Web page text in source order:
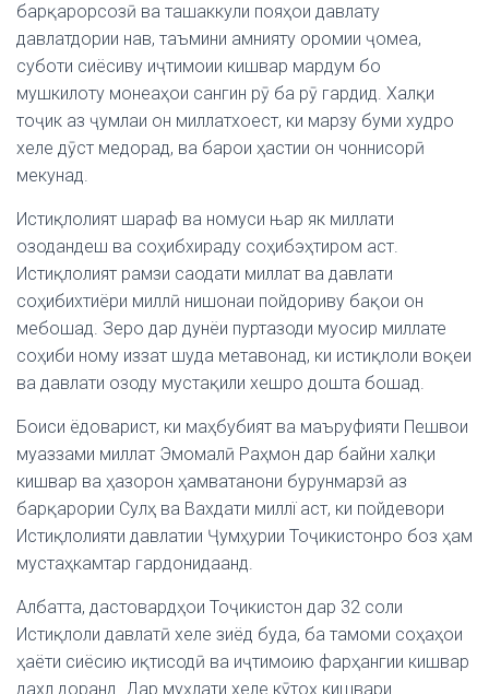
барқарорсозӣ ва ташаккули пояҳои давлату
давлатдории нав, таъмини амнияту оромии ҷомеа,
суботи сиёсиву иҷтимоии кишвар мардум бо
мушкилоту монеаҳои сангин рӯ ба рӯ гардид. Халқи
тоҷик аз ҷумлаи он миллатхоест, ки марзу буми худро
хеле дӯст медорад, ва барои ҳастии он чоннисорӣ
мекунад.
Истиқлолият шараф ва номуси њар як миллати
озодандеш ва соҳибхираду соҳибэҳтиром аст.
Истиқлолият рамзи саодати миллат ва давлати
соҳибихтиёри миллӣ нишонаи пойдориву бақои он
мебошад. Зеро дар дунёи пуртазоди муосир миллате
соҳиби ному иззат шуда метавонад, ки истиқлоли воқеи
ва давлати озоду мустақили хешро дошта бошад.
Боиси ёдоварист, ки маҳбубият ва маъруфияти Пешвои
муаззами миллат Эмомалӣ Раҳмон дар байни халқи
кишвар ва ҳазорон ҳамватанони бурунмарзӣ аз
барқарории Сулҳ ва Вахдати миллї аст, ки пойдевори
Истиқлолияти давлатии Ҷумҳурии Тоҷикистонро боз ҳам
мустаҳкамтар гардонидаанд.
Албатта, дастовардҳои Тоҷикистон дар 32 соли
Истиқлоли давлатӣ хеле зиёд буда, ба тамоми соҳаҳои
ҳаёти сиёсию иқтисодӣ ва иҷтимоию фарҳангии кишвар
дахл доранд. Дар муҳлати хеле кӯтоҳ кишвари